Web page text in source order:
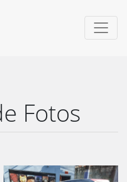
Fotos